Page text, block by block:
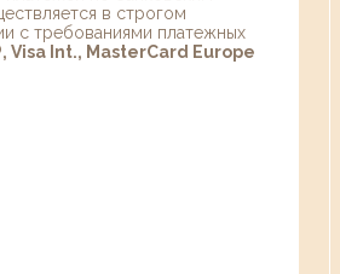
в строгом
с требованиями платежных
Visa Int., MasterCard Europe